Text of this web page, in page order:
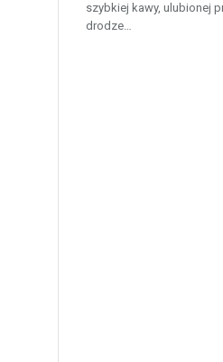
szybkiej kawy, ulubionej
drodze…